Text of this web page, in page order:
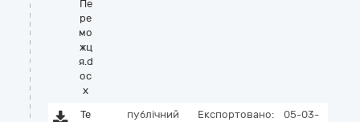
Пе
ре
мо
жц
я.d
oc
x
Те
публічний Експортовано:
05-03-